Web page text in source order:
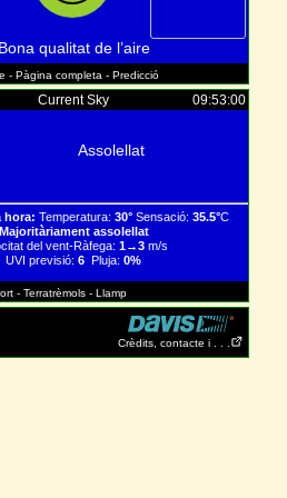
Bona qualitat de l’aire
- Pàgina completa - Predicció
Current Sky 09:53:00
Assolellat
hora: Temperatura: 30° Sensació: 35.5°C
Majoritàriament assolellat
del vent-Ràfega: 1→3 m/s
UVI previsió: 6 Pluja: 0%
- Terratrèmols - Llamp
Crèdits, contacte i . . .